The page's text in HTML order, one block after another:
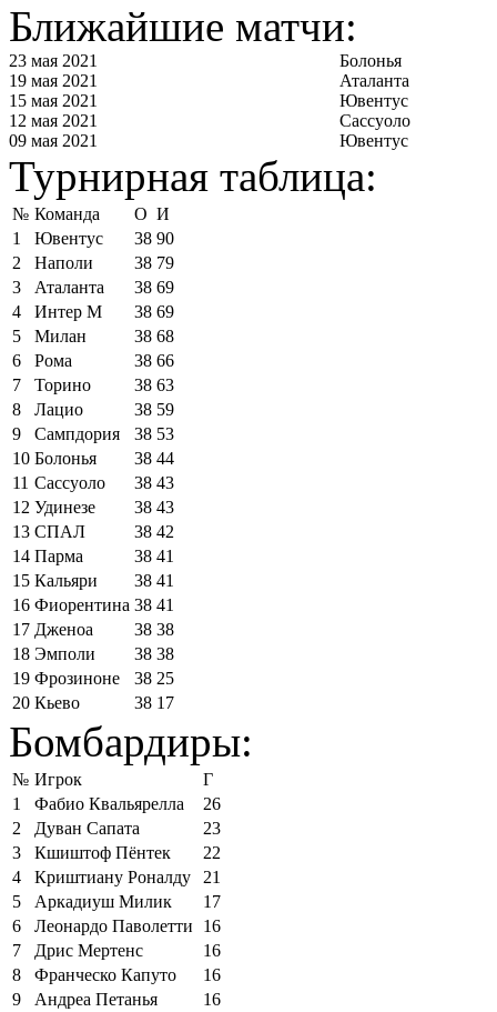
Ближайшие матчи:
23 мая 2021
Болонья
19 мая 2021
Аталанта
15 мая 2021
Ювентус
12 мая 2021
Сассуоло
09 мая 2021
Ювентус
Турнирная таблица:
№ Команда О И
1
Ювентус 38 90
2
Наполи 38 79
3
Аталанта 38 69
4
Интер М 38 69
5
Милан 38 68
6
Рома 38 66
7
Торино 38 63
8
Лацио 38 59
9
Сампдория 38 53
10 Болонья 38 44
11 Сассуоло 38 43
12 Удинезе 38 43
13 СПАЛ 38 42
14 Парма 38 41
15 Кальяри 38 41
16 Фиорентина 38 41
17 Дженоа 38 38
18 Эмполи 38 38
19 Фрозиноне 38 25
20 Кьево 38 17
Бомбардиры:
№ Игрок
Г
1
Фабио Квальярелла
26
2
Дуван Сапата
23
3
Кшиштоф Пёнтек
22
4
Криштиану Роналду
21
5
Аркадиуш Милик
17
6
Леонардо Паволетти
16
7
Дрис Мертенс
16
8
Франческо Капуто
16
9
Андреа Петанья
16